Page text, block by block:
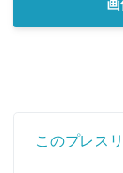
画
このプレス